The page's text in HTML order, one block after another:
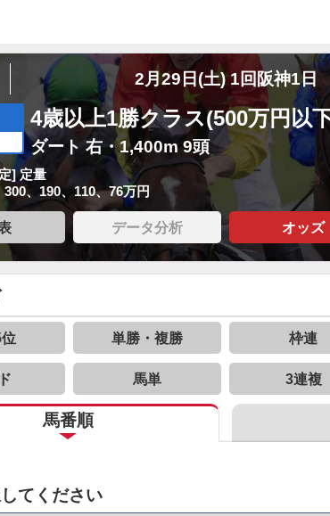
2月29日(土) 1回阪神1日
4歳以上1勝クラス(500万円以
ダート 右・1,400m 9頭
] 定量
、190、110、76万円
データ分析 オッズ
単勝・複勝 枠連
馬単 3連複
馬番順
てください